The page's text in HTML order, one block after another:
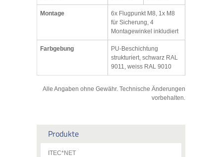
Montage
6x Flugpunkt M8, 1x M8
für Sicherung, 4
Montagewinkel inkludiert
Farbgebung
PU-Beschichtung
strukturiert, schwarz RAL
9011, weiss RAL 9010
Alle Angaben ohne Gewähr. Technische Änderungen
vorbehalten.
Produkte
ITEC*NET